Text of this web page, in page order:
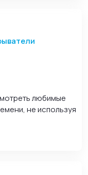
любимые
не используя